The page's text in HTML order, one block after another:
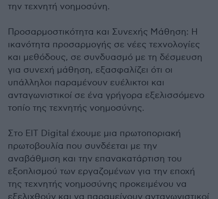
την τεχνητή νοημοσύνη.
Προσαρμοστικότητα και Συνεχής Μάθηση: Η
ικανότητα προσαρμογής σε νέες τεχνολογίες
και μεθόδους, σε συνδυασμό με τη δέσμευση
για συνεχή μάθηση, εξασφαλίζει ότι οι
υπάλληλοι παραμένουν ευέλικτοι και
ανταγωνιστικοί σε ένα γρήγορα εξελισσόμενο
τοπίο της τεχνητής νοημοσύνης.
Στο EIT Digital έχουμε μια πρωτοποριακή
πρωτοβουλία που συνδέεται με την
αναβάθμιση και την επανακατάρτιση του
εξοπλισμού των εργαζομένων για την εποχή
της τεχνητής νοημοσύνης προκειμένου να
εξελιχθούν και να παραμείνουν ανταγωνιστικοί